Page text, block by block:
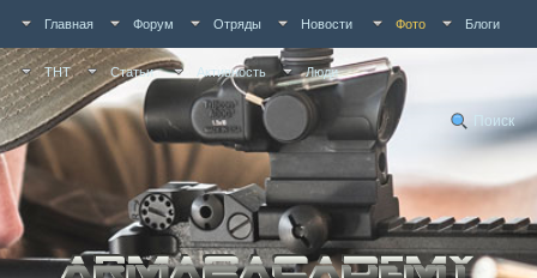
Главная Форум Отряды Новости Фото Блоги
ТНТ Статьи Активность Люди
Поиск